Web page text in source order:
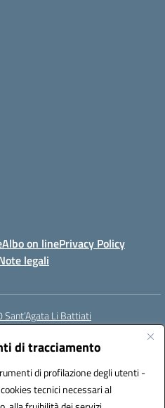
di tracciamento
di profilazione degli utenti -
tecnici necessari al
Albo on linePrivacy Policy
legali
Li Battiati
ctic8bl002@istruzione.it
ctic8bl002@pec.istruzione.it
(IPA): 7UKG69R2